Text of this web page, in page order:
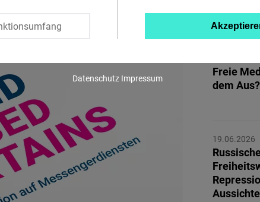
MEHR
Freie
dem Aus?
19.06.2026
Embed
Instagram
Datenschutz Impressum